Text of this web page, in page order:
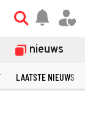
nieuws
LAATSTE NIEUWS